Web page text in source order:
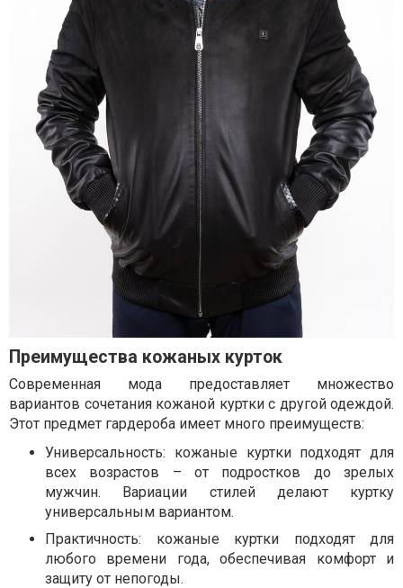
Преимущества кожаных курток
Современная мода предоставляет множество
вариантов сочетания кожаной куртки с другой одеждой.
Этот предмет гардероба имеет много преимуществ:
Универсальность: кожаные куртки подходят для
всех возрастов – от подростков до зрелых
мужчин. Вариации стилей делают куртку
универсальным вариантом.
Практичность: кожаные куртки подходят для
любого времени года, обеспечивая комфорт и
защиту от непогоды.